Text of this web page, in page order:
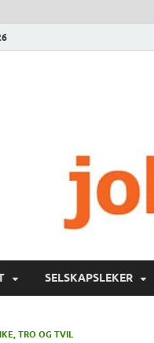
SELSKAPSLEKER
TRO OG TVIL